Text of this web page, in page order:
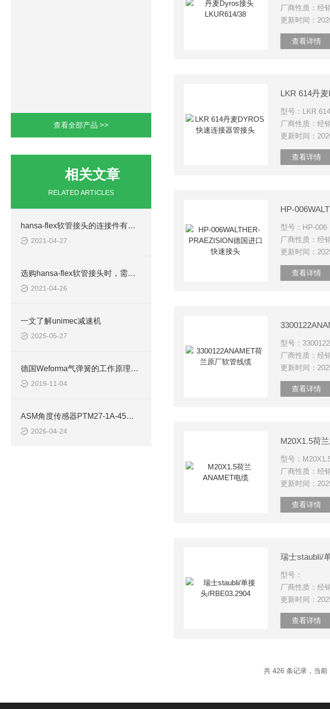
查看全部产品 >>
相关文章
RELATED ARTICLES
hansa-flex软管接头的连接件有以下四种形式
2021-04-27
选购hansa-flex软管接头时，需考虑哪些因素？
2021-04-26
一文了解unimec减速机
2025-05-27
德国Weforma气弹簧的工作原理是什么
2019-11-04
ASM角度传感器PTM27-1A-45用于工程机械平台调平
2026-04-24
厂商性质：经
更新时间：
查看详情
型号：LKR 614
厂商性质：经
更新时间：
查看详情
型号：HP-006
厂商性质：经
更新时间：
查看详情
型号：3300122
厂商性质：经
更新时间：
查看详情
M20X1.5荷
型号：
厂商性质：经
更新时间：
查看详情
型号：
厂商性质：经
更新时间：
查看详情
共 426 条记录，当